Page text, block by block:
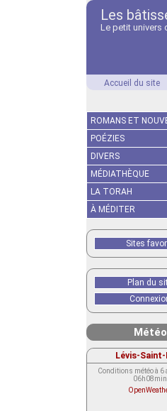
Les
Le petit univers
Accueil du site
ROMANS ET
POÉZIES
DIVERS
MÉDIATHÈQUE
LA TORAH
À MÉDITER
Sites
Plan du
Météo
Lévis-
Conditions météo à 6
06h08min